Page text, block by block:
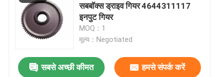
सबबॉक्स ड्राइव गियर 4644311117
इनपुट गियर
MOQ：1
मूल्य：Negotiated
सबसे अच्छी कीमत हमसे संपर्क करें